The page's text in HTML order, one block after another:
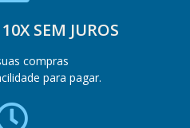
SEM JUROS
compras
para pagar.